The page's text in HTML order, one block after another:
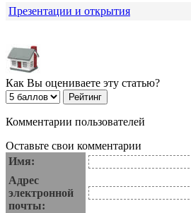
Презентации и открытия
Как Вы оцениваете эту статью?
Комментарии пользователей
Оставьте свои комментарии
Имя:
Адрес
электронной
почты: